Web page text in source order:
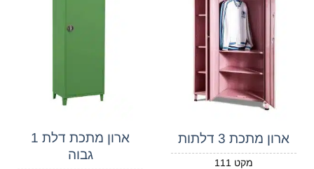
ארון מתכת 3 דלתות
111
ארון מתכת דלת 1
גבוה